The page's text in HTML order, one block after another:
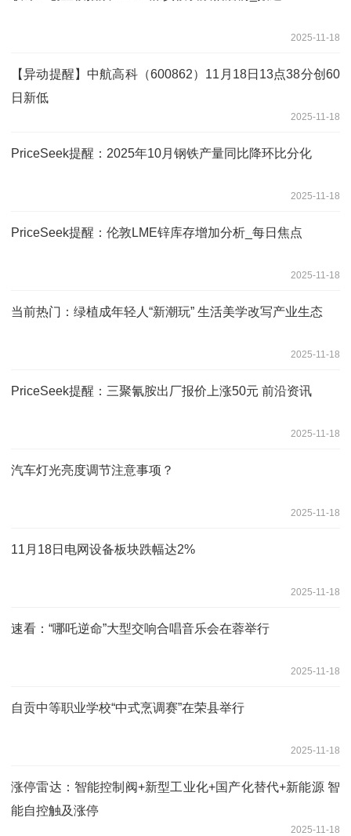
2025-11-18
【异动提醒】中航高科（600862）11月18日13点38分创60
日新低
2025-11-18
PriceSeek提醒：2025年10月钢铁产量同比降环比分化
2025-11-18
PriceSeek提醒：伦敦LME锌库存增加分析_每日焦点
2025-11-18
当前热门：绿植成年轻人“新潮玩” 生活美学改写产业生态
2025-11-18
PriceSeek提醒：三聚氰胺出厂报价上涨50元 前沿资讯
2025-11-18
汽车灯光亮度调节注意事项？
2025-11-18
11月18日电网设备板块跌幅达2%
2025-11-18
速看：“哪吒逆命”大型交响合唱音乐会在蓉举行
2025-11-18
自贡中等职业学校“中式烹调赛”在荣县举行
2025-11-18
涨停雷达：智能控制阀+新型工业化+国产化替代+新能源 智
能自控触及涨停
2025-11-18